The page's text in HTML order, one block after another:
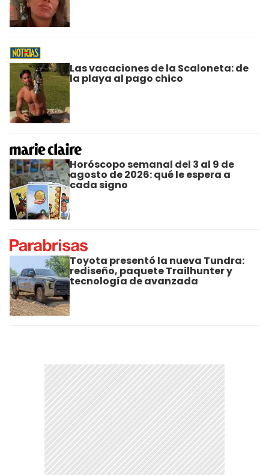
Las vacaciones de la Scaloneta: de
la playa al pago chico
Horóscopo semanal del 3 al 9 de
agosto de 2026: qué le espera a
cada signo
Toyota presentó la nueva Tundra:
rediseño, paquete Trailhunter y
tecnología de avanzada